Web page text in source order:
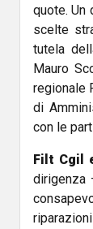
quote. Un
scelte
tutela
Mauro
regionale
di
con le
Filt Cgil
dirigenza
riparazioni